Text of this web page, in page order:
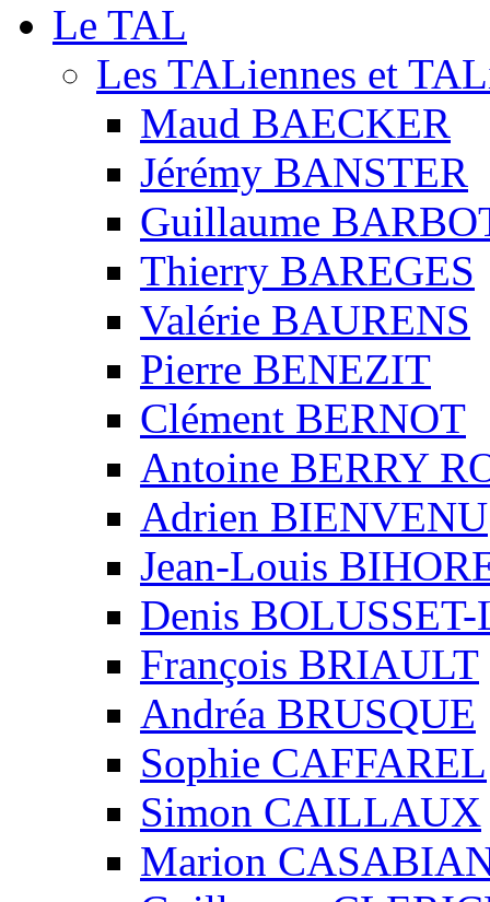
Le TAL
Les TALiennes et
Maud BAECKER
Jérémy BANSTER
Guillaume
Thierry BAREGES
Valérie BAURENS
Pierre BENEZIT
Clément BERNOT
Antoine BERRY
Adrien BIENVENU
Jean-Louis
Denis
François BRIAULT
Andréa BRUSQUE
Sophie CAFFAREL
Simon CAILLAUX
Marion